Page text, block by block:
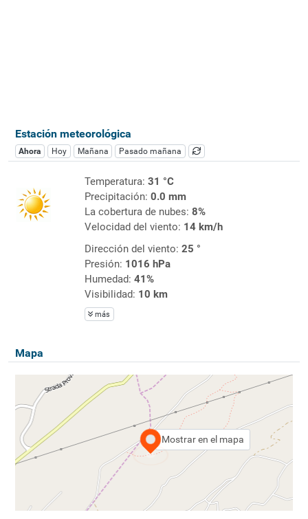
Estación meteorológica
Ahora Hoy Mañana Pasado mañana
Temperatura: 31 °C
Precipitación: 0.0 mm
La cobertura de nubes: 8%
Velocidad del viento: 14 km/h
Dirección del viento: 25 °
Presión: 1016 hPa
Humedad: 41%
Visibilidad: 10 km
más
Mapa
Mostrar en el mapa